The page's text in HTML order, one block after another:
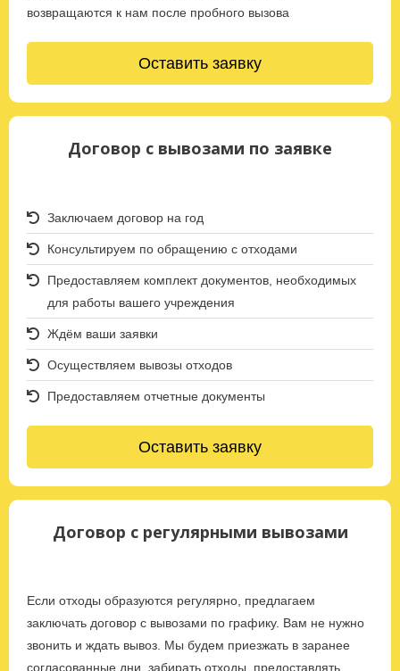
возвращаются к нам после пробного вызова
Оставить заявку
Договор с вывозами по заявке
Заключаем договор на год
Консультируем по обращению с отходами
Предоставляем комплект документов, необходимых
для работы вашего учреждения
Ждём ваши заявки
Осуществляем вывозы отходов
Предоставляем отчетные документы
Оставить заявку
Договор с регулярными вывозами
Если отходы образуются регулярно, предлагаем
заключать договор с вывозами по графику. Вам не нужно
звонить и ждать вывоз. Мы будем приезжать в заранее
согласованные дни, забирать отходы, предоставлять